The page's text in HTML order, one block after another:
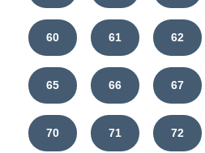
60 61 62
65 66 67
70 71 72